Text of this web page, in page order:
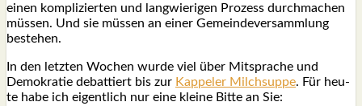
einen kom­pli­zier­ten und lang­wie­ri­gen Pro­zess durch­ma­chen
müs­sen. Und sie müs­sen an einer Gemein­de­ver­samm­lung
bestehen.
In den letz­ten Wochen wur­de viel über Mit­spra­che und
Demo­kra­tie debat­tiert bis zur Kap­pe­l­er Milch­sup­pe. Für heu­
te habe ich eigent­lich nur eine klei­ne Bit­te an Sie: